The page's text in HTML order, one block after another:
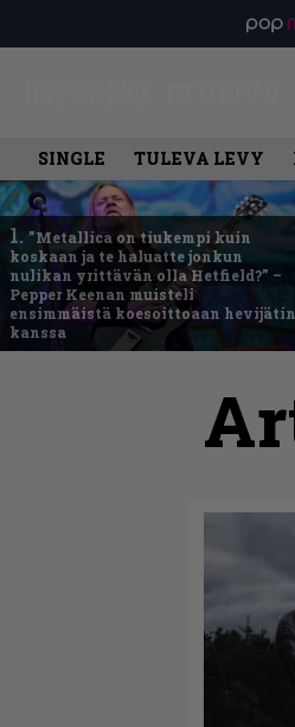
SINGLE TULEVA LEVY
1. ”Metallica on tiukempi kuin
koskaan ja te haluatte jonkun
nulikan yrittävän olla Hetfield?” –
Pepper Keenan muisteli
ensimmäistä koesoittoaan hevijätin
kanssa